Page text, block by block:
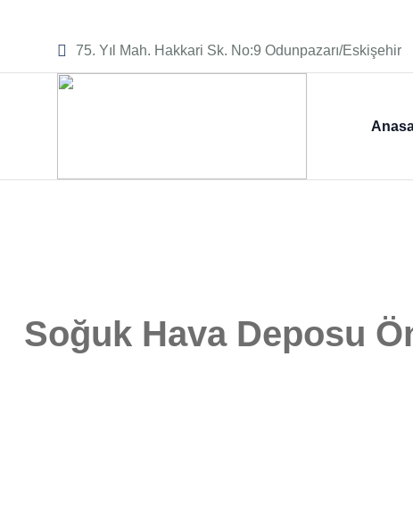
75. Yıl Mah. Hakkari Sk. No:9 Odunpazarı/Eskişehir
Soğuk Hava Deposu